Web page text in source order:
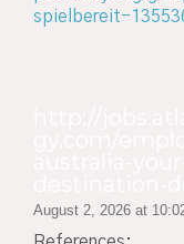
spielbereit-
August 2, 2026 at